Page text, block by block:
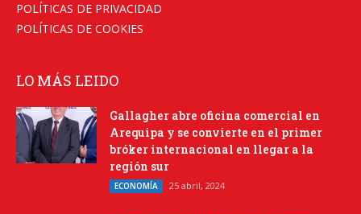
POLÍTICAS DE PRIVACIDAD
POLÍTICAS DE COOKIES
LO MÁS LEIDO
Gallagher abre oficina comercial en
Arequipa y se convierte en el primer
bróker internacional en llegar a la
región sur
ECONOMÍA 25 abril, 2024